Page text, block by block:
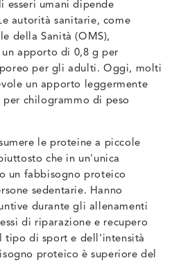
esseri umani dipende
autorità sanitarie, come
della Sanità (OMS),
apporto di 0,8 g per
per gli adulti. Oggi, molti
un apporto leggermente
chilogrammo di peso
le proteine a piccole
che in un'unica
un fabbisogno proteico
sedentarie. Hanno
durante gli allenamenti
di riparazione e recupero
tipo di sport e dell'intensità
proteico è superiore del